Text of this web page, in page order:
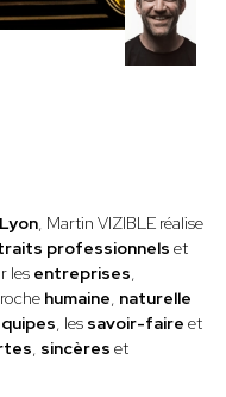
, Martin VIZIBLE réalise
professionnels et
les entreprises,
humaine, naturelle
, les savoir-faire et
, sincères et